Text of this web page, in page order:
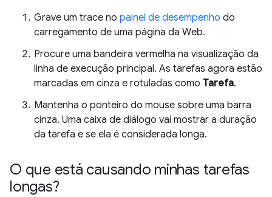
Grave um trace no painel de desempenho do
carregamento de uma página da Web.
Procure uma bandeira vermelha na visualização da
linha de execução principal. As tarefas agora estão
marcadas em cinza e rotuladas como Tarefa.
Mantenha o ponteiro do mouse sobre uma barra
cinza. Uma caixa de diálogo vai mostrar a duração
da tarefa e se ela é considerada longa.
O que está causando minhas tarefas
longas?